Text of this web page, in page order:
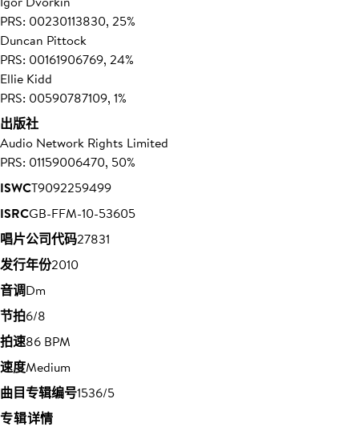
PRS: 00230113830, 25%
Duncan Pittock
PRS: 00161906769, 24%
Ellie Kidd
PRS: 00590787109, 1%
出版社
Audio Network Rights Limited
PRS: 01159006470, 50%
ISWCT9092259499
ISRCGB-FFM-10-53605
唱片公司代码27831
发行年份2010
音调Dm
节拍6/8
拍速86 BPM
速度Medium
曲目专辑编号1536/5
专辑详情